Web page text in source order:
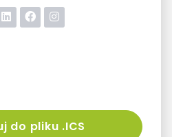
do pliku .ICS